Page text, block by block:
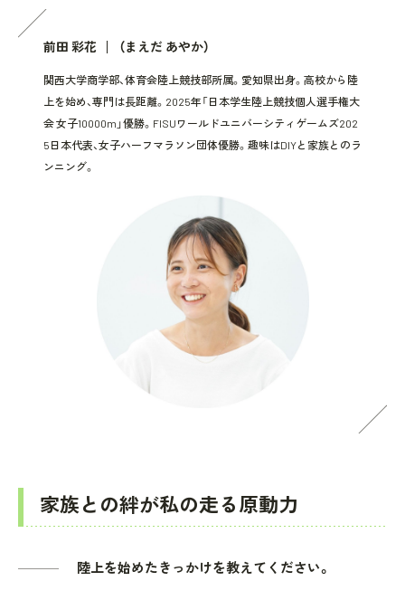
前田 彩花 （まえだ あやか）
関西大学商学部、体育会陸上競技部所属。愛知県出身。高校から陸
上を始め、専門は長距離。2025年「日本学生陸上競技個人選手権大
会 女子10000m」優勝。FISUワールドユニバーシティゲームズ202
5日本代表、女子ハーフマラソン団体優勝。趣味はDIYと家族とのラ
ンニング。
家族との絆が私の走る原動力
陸上を始めたきっかけを教えてください。